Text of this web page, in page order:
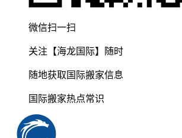
微信扫一扫
关注【海龙国际】随时
随地获取国际搬家信息
国际搬家热点常识